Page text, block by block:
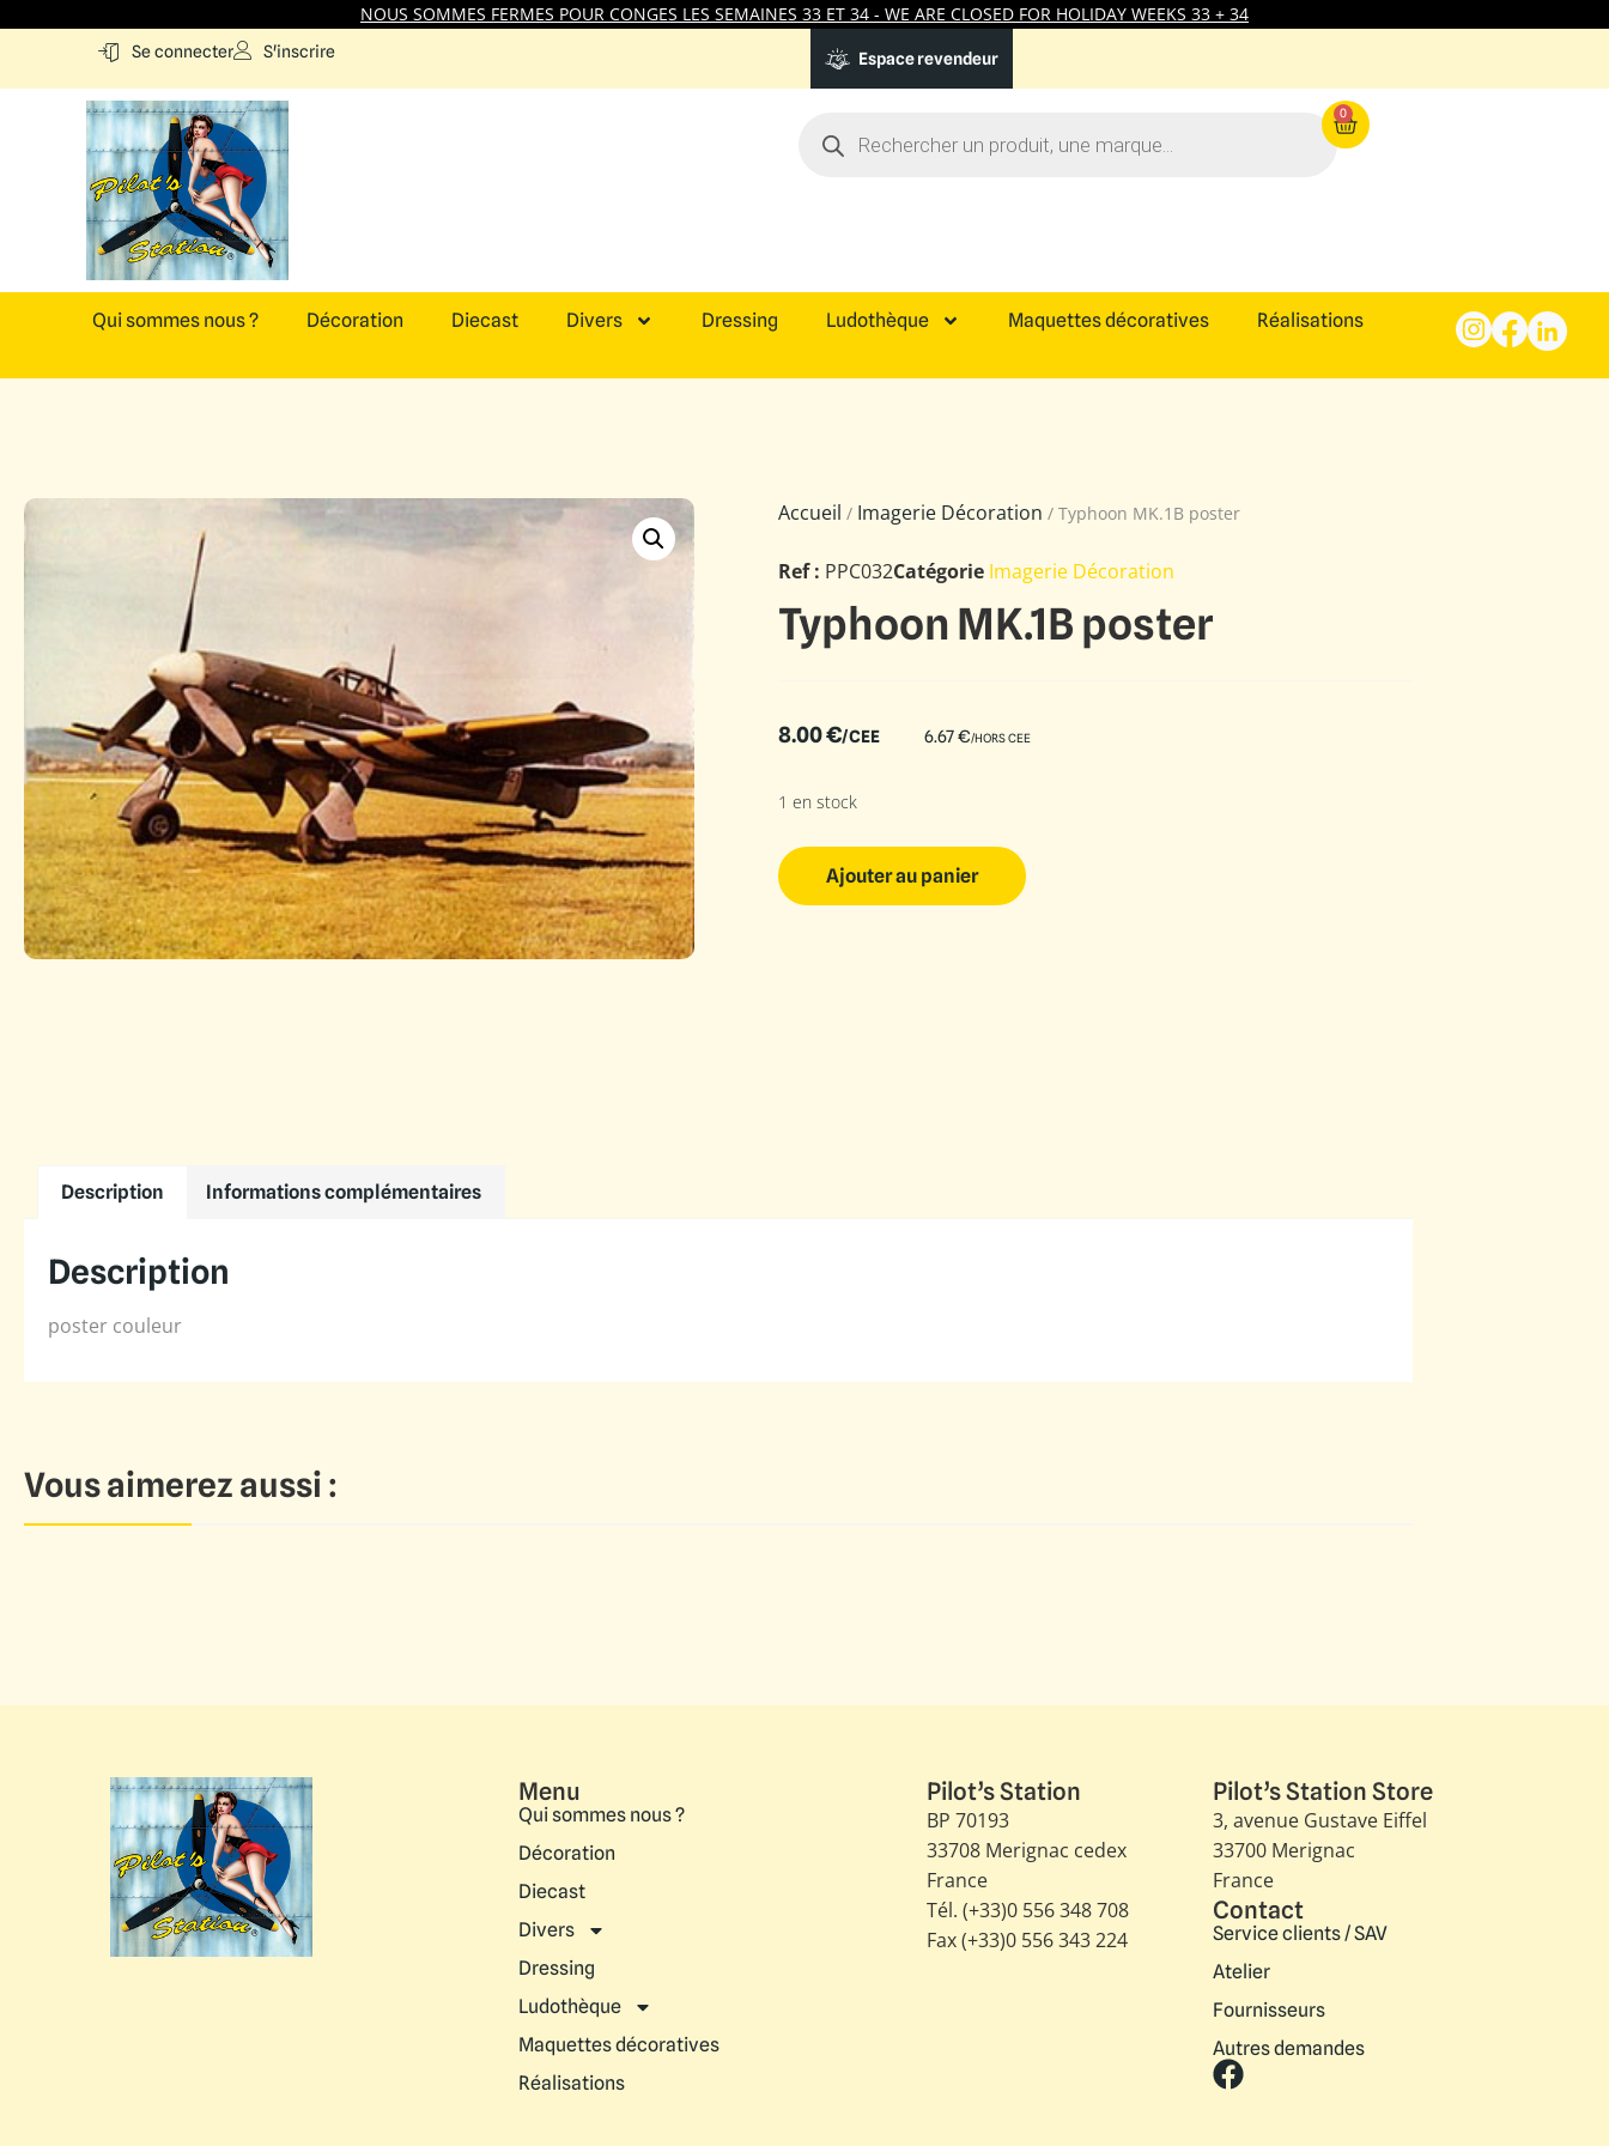
NOUS SOMMES FERMES POUR CONGES LES SEMAINES 33 ET 34 - WE ARE CLOSED FOR HOLIDAY WEEKS 33 + 34
Se connecter S'inscrire Espace revendeur
0
Qui sommes nous ? Décoration Diecast Divers Dressing Ludothèque Maquettes décoratives Réalisations
Accueil / Imagerie Décoration / Typhoon MK.1B poster
Ref : PPC032Catégorie Imagerie Décoration
Typhoon MK.1B poster
8.00€/CEE 6.67€/HORS CEE
1 en stock
Ajouter au panier
Description Informations complémentaires
Description
poster couleur
Vous aimerez aussi :
Menu
Qui sommes nous ?
Décoration
Diecast
Divers
Dressing
Ludothèque
Maquettes décoratives
Réalisations
Pilot’s Station
BP 70193
33708 Merignac cedex
France
Tél. (+33)0 556 348 708
Fax (+33)0 556 343 224
Pilot’s Station Store
3, avenue Gustave Eiffel​
33700 Merignac
France
Contact
Service clients / SAV
Atelier
Fournisseurs
Autres demandes